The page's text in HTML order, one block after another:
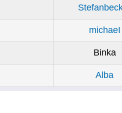
michaeI
Binka
Alba